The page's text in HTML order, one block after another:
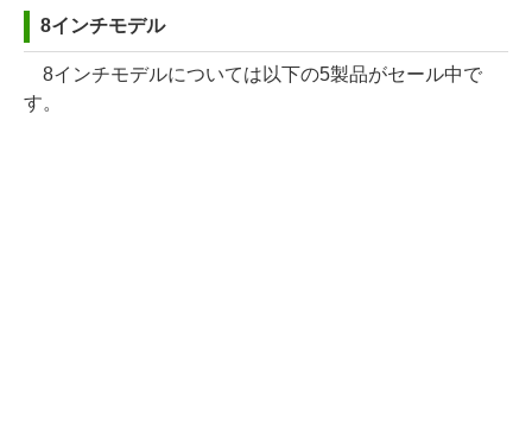
8インチモデル
8インチモデルについては以下の5製品がセール中で
す。